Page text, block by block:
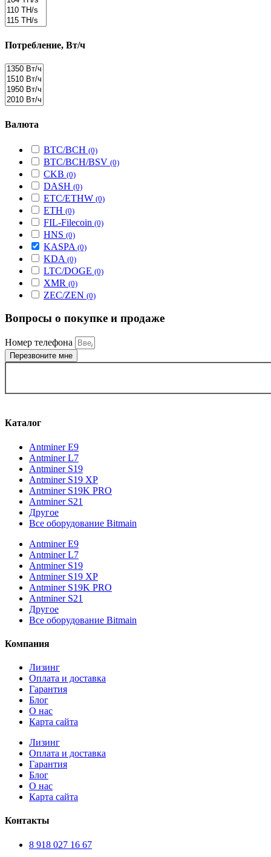
Потребление, Вт/ч
Валюта
BTC/BCH (0)
BTC/BCH/BSV (0)
CKB (0)
DASH (0)
ETC/ETHW (0)
ETH (0)
FIL-Filecoin (0)
HNS (0)
KASPA (0)
KDA (0)
LTC/DOGE (0)
XMR (0)
ZEC/ZEN (0)
Вопросы о покупке и продаже
Номер телефона
Перезвоните мне
Каталог
Antminer E9
Antminer L7
Antminer S19
Antminer S19 XP
Antminer S19K PRO
Antminer S21
Другое
Все оборудование Bitmain
Antminer E9
Antminer L7
Antminer S19
Antminer S19 XP
Antminer S19K PRO
Antminer S21
Другое
Все оборудование Bitmain
Компания
Лизинг
Оплата и доставка
Гарантия
Блог
О нас
Карта сайта
Лизинг
Оплата и доставка
Гарантия
Блог
О нас
Карта сайта
Контакты
8 918 027 16 67